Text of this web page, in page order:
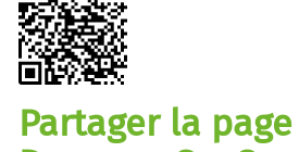
Partager la page